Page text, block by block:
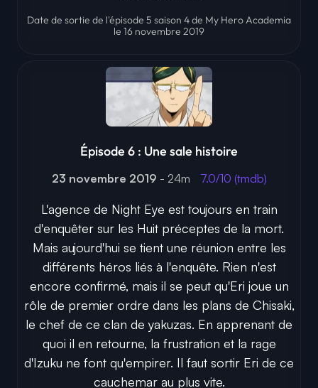
Date de sortie de l'épisode 5 saison 4 de My Hero Academia
le 16 novembre 2019
Épisode 6 : Une sale histoire
23 novembre 2019 - 24m 7.0/10 (tmdb)
L'agence de Night Eye est toujours en train
d'enquêter sur les Huit préceptes de la mort.
Mais aujourd'hui se tient une réunion entre les
différents héros liés à l'enquête. Rien n'est
encore confirmé, mais il se peut qu'Eri joue un
rôle de premier ordre dans les plans de Chisaki,
le chef de ce clan de yakuzas. En apprenant de
quoi il en retourne, la frustration et la rage
d'Izuku ne font qu'empirer. Il faut sortir Eri de ce
cauchemar au plus vite.